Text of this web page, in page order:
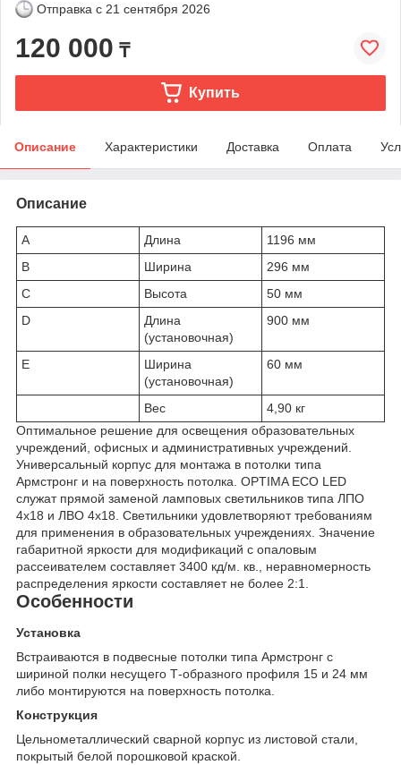
Отправка с 21 сентября 2026
120 000 ₸
Купить
Описание Характеристики Доставка Оплата
Описание
A Длина
1196 мм
B
Ширина
296 мм
C
Высота
50 мм
D
Длина
(установочная)
900 мм
E
Ширина
(установочная)
60 мм
Вес
4,90 кг
Оптимальное решение для освещения образовательных
учреждений, офисных и административных учреждений.
Универсальный корпус для монтажа в потолки типа
Армстронг и на поверхность потолка. OPTIMA ECO LED
служат прямой заменой ламповых светильников типа ЛПО
4x18 и ЛВО 4x18. Светильники удовлетворяют требованиям
для применения в образовательных учреждениях. Значение
габаритной яркости для модификаций с опаловым
рассеивателем составляет 3400 кд/м. кв., неравномерность
распределения яркости составляет не более 2:1.
Особенности
Установка
Встраиваются в подвесные потолки типа Армстронг с
шириной полки несущего Т-образного профиля 15 и 24 мм
либо монтируются на поверхность потолка.
Конструкция
Цельнометаллический сварной корпус из листовой стали,
покрытый белой порошковой краской.